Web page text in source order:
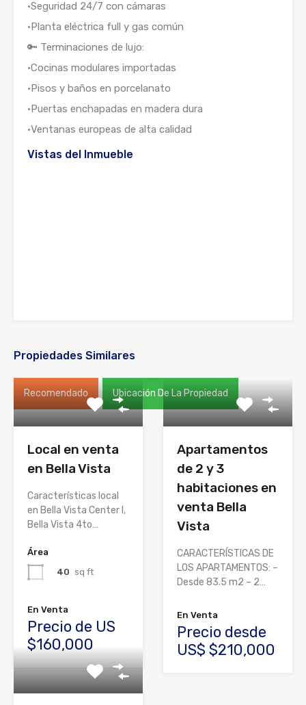
•Seguridad 24/7 con cámaras
•Planta eléctrica full y gas común
🔑 Terminaciones de lujo:
•Cocinas modulares importadas
•Pisos y baños en porcelanato
•Puertas enchapadas en madera dura
•Ventanas europeas de alta calidad
Vistas del Inmueble
Propiedades Similares
Recomendado Ubicación De La Propiedad
Local en venta
en Bella Vista
Características local
en Bella Vista Center I,
Bella Vista 4to…
Área
40 sq ft
En Venta
Precio de US
$160,000
Apartamentos
de 2 y 3
habitaciones en
venta Bella
Vista
CARACTERÍSTICAS DE
LOS APARTAMENTOS: –
Desde 83.5 m2 – 2…
En Venta
Precio desde
US$ $210,000